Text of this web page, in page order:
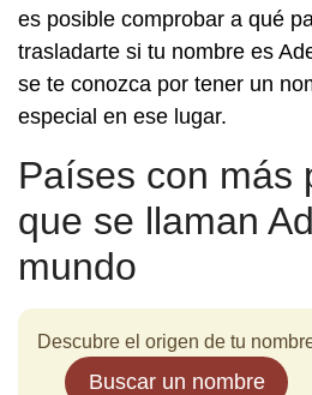
es posible comprobar a qué
trasladarte si tu nombre es
se te conozca por tener un
especial en ese lugar.
Países con más
que se llaman
mundo
Descubre el origen de tu
Buscar un nombre